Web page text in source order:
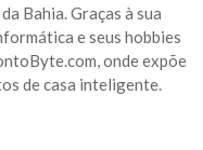
Bahia. Graças à sua
e seus hobbies
onde expõe
de casa inteligente.